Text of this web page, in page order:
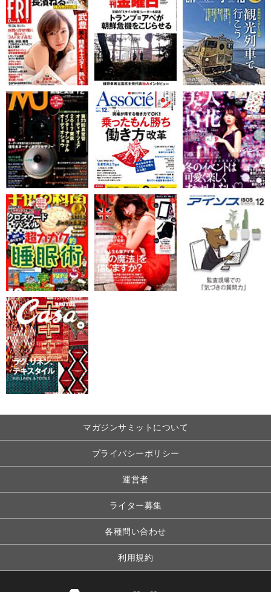
マガジンサミットについて
プライバシーポリシー
運営者
ライター募集
各種問い合わせ
利用規約